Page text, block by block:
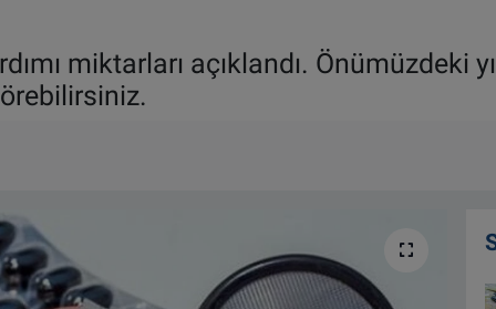
miktarları açıklandı. Önümüzdeki